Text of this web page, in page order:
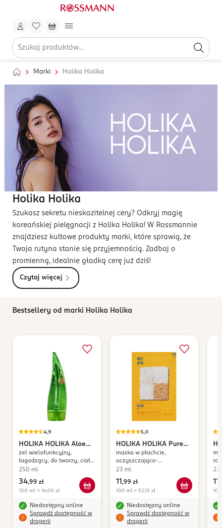
Marki Holika Holika
Holika Holika
Szukasz sekretu nieskazitelnej cery? Odkryj magię
koreańskiej pielęgnacji z Holika Holika! W Rossmannie
znajdziesz kultowe produkty marki, które sprawią, że
Twoja rutyna stanie się przyjemnością. Zadbaj o
promienną, idealnie gładką cerę już dziś!
Czytaj więcej
Bestsellery od marki Holika Holika
4,9
HOLIKA HOLIKA Aloe
99%
żel wielofunkcyjny,
łagodzący, do twarzy, ciała
i włosów
250 ml
34,99 zł
100 ml = 14,00 zł
Niedostępny online
Sprawdź dostępność w
drogerii
5,0
HOLIKA HOLIKA Pure
Essence
maska w płachcie,
oczyszczająco-
ujędrniająca, Rice
23 ml
11 ,99 zł
100 ml = 52,13 zł
Niedostępny online
Sprawdź dostępność w
drogerii
23
11
100